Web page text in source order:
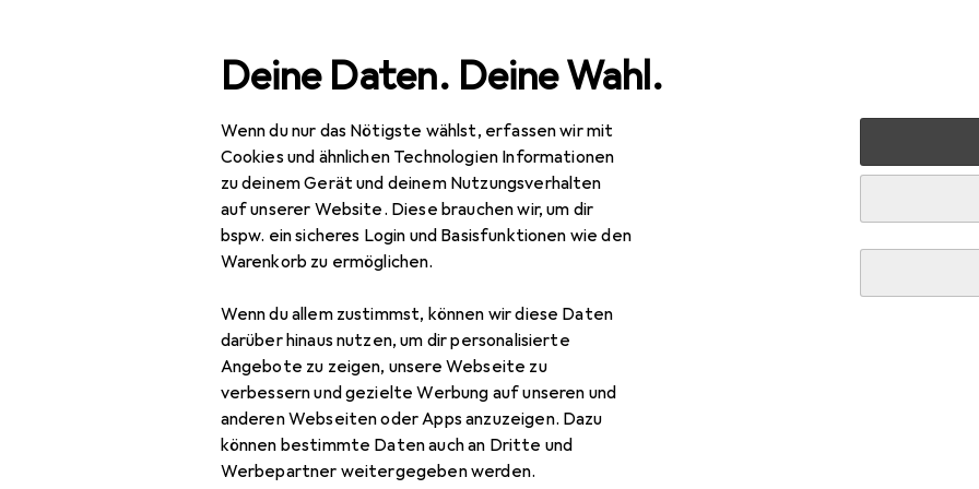
Deine Daten. Deine Wahl.
Wenn du nur das Nötigste wählst, erfassen wir mit
Cookies und ähnlichen Technologien Informationen
zu deinem Gerät und deinem Nutzungsverhalten
auf unserer Website. Diese brauchen wir, um dir
bspw. ein sicheres Login und Basisfunktionen wie den
Warenkorb zu ermöglichen.
Wenn du allem zustimmst, können wir diese Daten
darüber hinaus nutzen, um dir personalisierte
Angebote zu zeigen, unsere Webseite zu
verbessern und gezielte Werbung auf unseren und
anderen Webseiten oder Apps anzuzeigen. Dazu
können bestimmte Daten auch an Dritte und
Werbepartner weitergegeben werden.
Navigation nach Kategorien
IT + Multimedia Smartphones + Tablets Smartphone Zubehör